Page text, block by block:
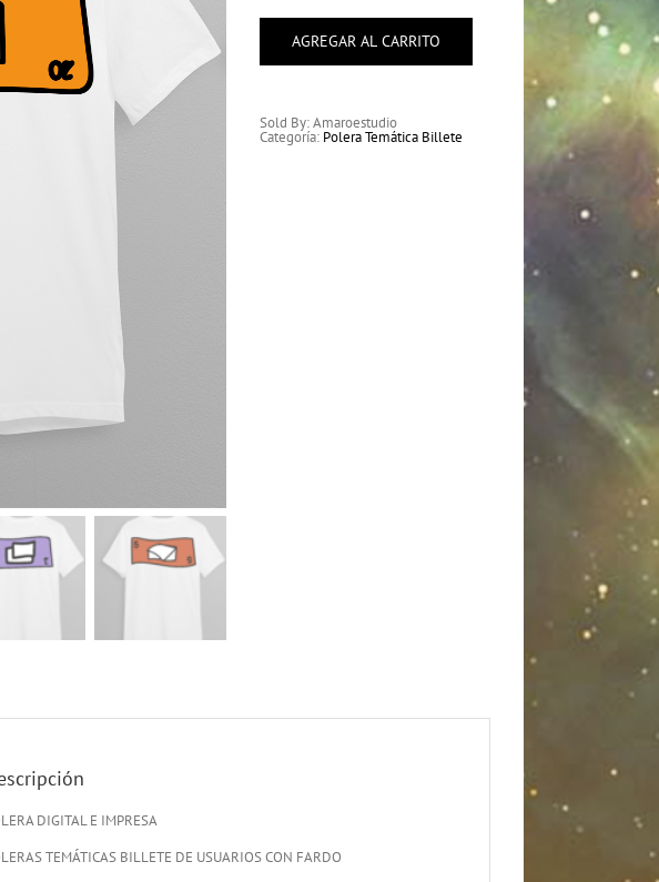
Pixel
cantidad
AGREGAR AL CARRITO
Sold By: Amaroestudio
Categoría: Polera Temática Billete
DIGITAL E IMPRESA
TEMÁTICAS BILLETE DE USUARIOS CON FARDO